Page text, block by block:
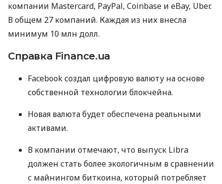
компании Mastercard, PayPal, Coinbase и eBay, Uber.
В общем 27 компаний. Каждая из них внесла
минимум 10 млн долл.
Справка Finance.ua
Facebook создал цифровую валюту на основе
собственной технологии блокчейна.
Новая валюта будет обеспечена реальными
активами.
В компании отмечают, что выпуск Libra
должен стать более экологичным в сравнении
с майнингом биткоина, который потребляет